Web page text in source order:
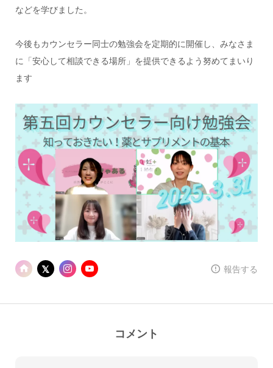
などを学びました。
今後もカウンセラー同士の勉強会を定期的に開催し、みなさま
に「安心して相談できる場所」を提供できるよう努めてまいり
ます
報告する
コメント